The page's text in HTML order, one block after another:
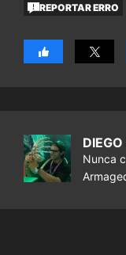
REPORTAR ERRO
Nunca